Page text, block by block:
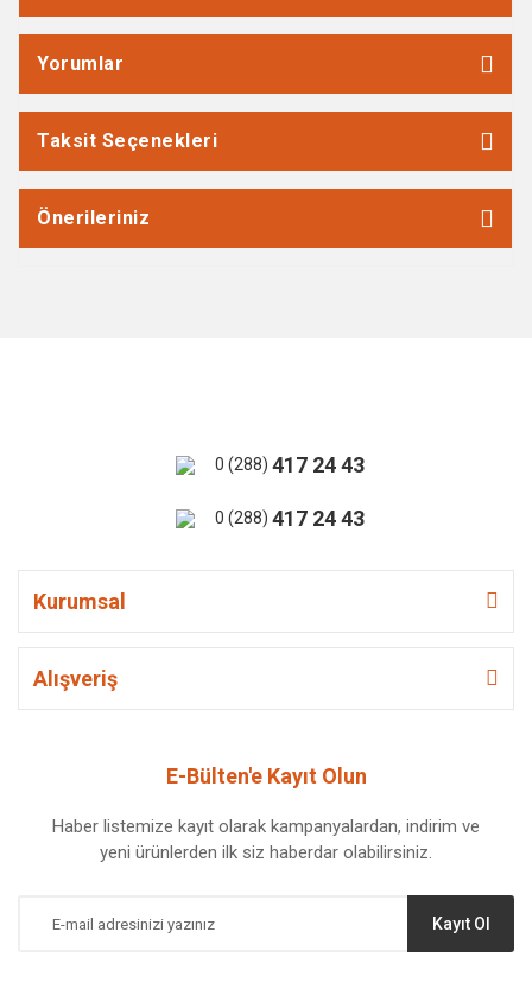
Yorumlar
Taksit Seçenekleri
Önerileriniz
0 (288) 417 24 43
0 (288) 417 24 43
Kurumsal
Alışveriş
E-Bülten'e Kayıt Olun
Haber listemize kayıt olarak kampanyalardan, indirim ve
yeni ürünlerden ilk siz haberdar olabilirsiniz.
Kayıt Ol